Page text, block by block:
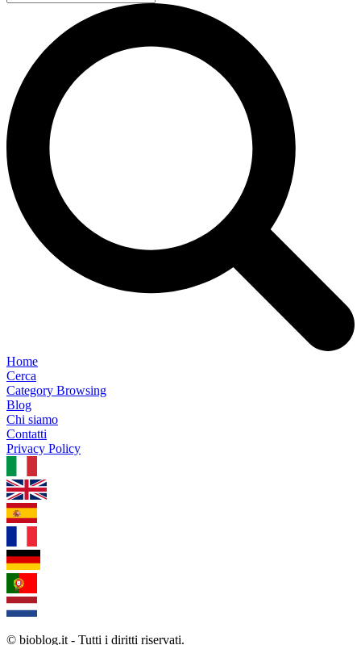
Home
Cerca
Category Browsing
Blog
Chi siamo
Contatti
Privacy Policy
© bioblog.it - Tutti i diritti riservati.